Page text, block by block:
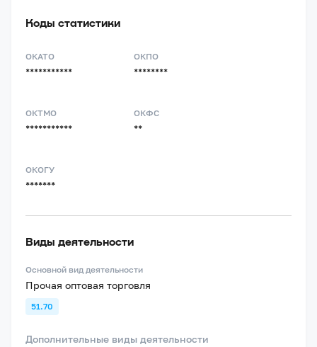
Коды статистики
ОКАТО
***********
ОКПО
********
ОКТМО
***********
ОКФС
**
ОКОГУ
*******
Виды деятельности
Основной вид деятельности
Прочая оптовая торговля
51.70
Дополнительные виды деятельности